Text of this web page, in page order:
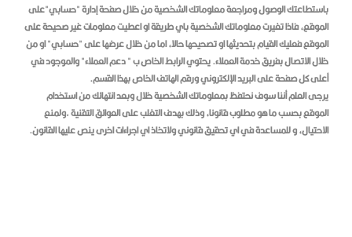
باستطاعتك الوصول ومراجعة معلوماتك الشخصية من خلال صفحة إدارة "حسابي"على
الموقع، فاذا تغيرت معلوماتك الشخصية باي طريقة او اعطيت معلومات غير صحيحة على
الموقع فعليك القيام بتحديثها او تصحيحها حالا، اما من خلال عرضها على "حسابي" او من
خلال الاتصال بفريق خدمة العملاء. يحتوي الرابط الخاص ب " دعم العملاء" والموجود في
أعلى كل صفحة على البريد الإلكتروني ورقم الهاتف الخاص بهذا القسم.
يرجى العلم أننا سوف نحتفظ بمعلوماتك الشخصية خلال وبعد انتهائك من استخدام
الموقع بحسب ما هو مطلوب قانونا، وذلك بهدف التغلب على العوائق التقنية ,ولمنع
الاحتيال، و للمساعدة في اي تحقيق قانوني ولاتخاذ اي اجراءات اخرى ينص عليها القانون.